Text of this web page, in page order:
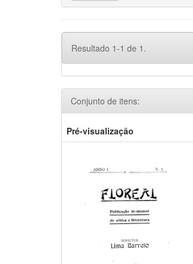
Resultado 1-1 de 1.
Conjunto de itens:
Pré-visualização